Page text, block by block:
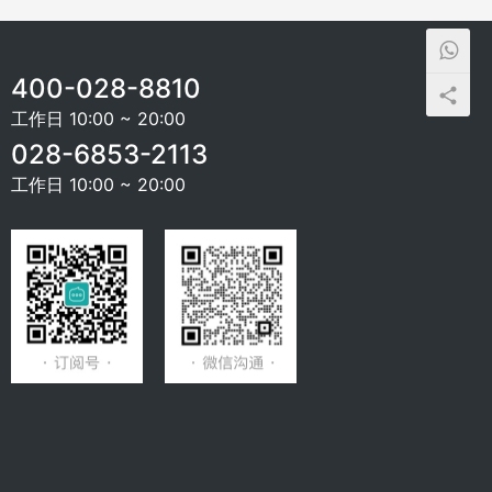
400-028-8810
工作日 10:00 ~ 20:00
028-6853-2113
工作日 10:00 ~ 20:00